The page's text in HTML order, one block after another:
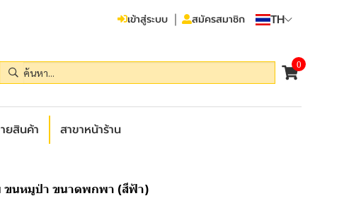
เข้าสู่ระบบ สมัครสมาชิก TH
0
ยสินค้า สาขาหน้าร้าน
ขนหมูป่า ขนาดพกพา (สีฟ้า)